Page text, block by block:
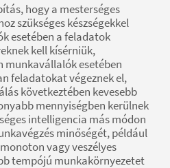
hogy a mesterséges
szükséges készségekkel
esetében a feladatok
kell kísérniük,
munkavállalók esetében
feladatokat végeznek el,
következtében kevesebb
mennyiségben kerülnek
intelligencia más módon
minőségét, például
vagy veszélyes
tempójú munkakörnyezetet